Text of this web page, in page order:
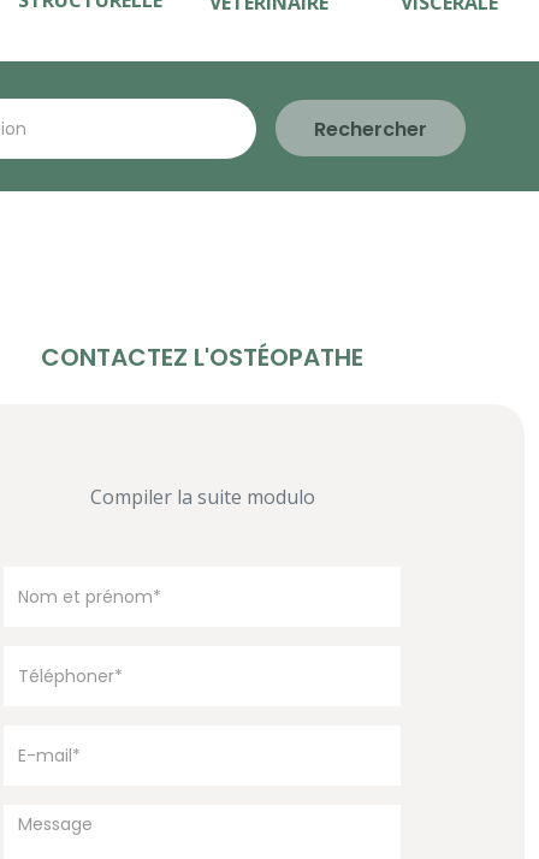
Rechercher
CONTACTEZ L'OSTÉOPATHE
Compiler la suite modulo